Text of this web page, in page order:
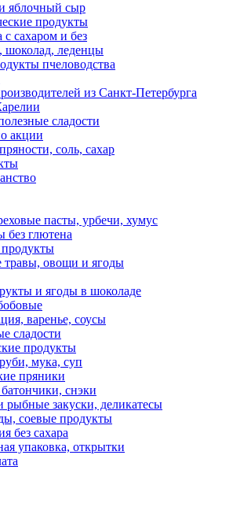
яблочный сыр
продукты
с сахаром и без
шоколад, леденцы
пчеловодства
из Санкт-Петербурга
сладости
акции
соль, сахар
пасты, урбечи, хумус
без глютена
овощи и ягоды
и ягоды в шоколаде
варенье, соусы
сладости
продукты
мука, суп
пряники
снэки
закуски, деликатесы
соевые продукты
без сахара
упаковка, открытки